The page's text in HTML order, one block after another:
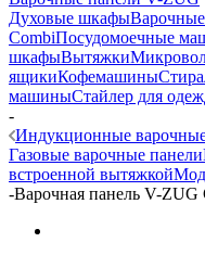
Духовые шкафы
CombiПосудомоечные
шкафыВытяжки
ящикиКофемашины
машиныСтайлер для
-
Индукционные
Газовые варочные панели
встроенной вытяжкой
-Варочная панель V-